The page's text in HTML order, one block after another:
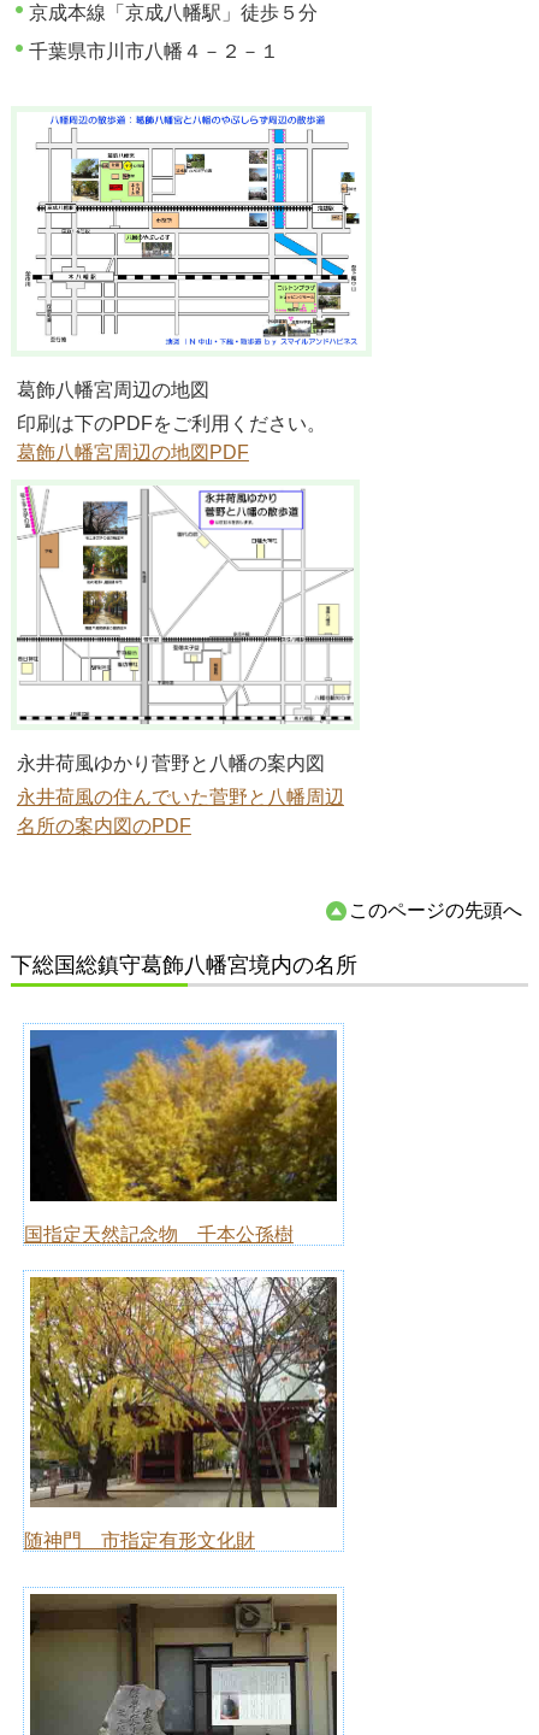
京成本線「京成八幡駅」徒歩５分
千葉県市川市八幡４－２－１
葛飾八幡宮周辺の地図
印刷は下のPDFをご利用ください。
葛飾八幡宮周辺の地図PDF
永井荷風ゆかり菅野と八幡の案内図
永井荷風の住んでいた菅野と八幡周辺
名所の案内図のPDF
このページの先頭へ
下総国総鎮守葛飾八幡宮境内の名所
国指定天然記念物 千本公孫樹
随神門 市指定有形文化財